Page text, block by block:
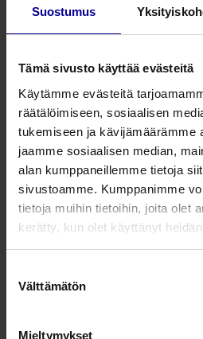
Suostumus
Tämä sivusto käyttää evästeitä
Käytämme evästeitä
räätälöimiseen, sosiaalisen
tukemiseen ja kävijämäärämme
jaamme sosiaalisen median,
alan kumppaneillemme tietoja
sivustoamme. Kumppanimme
tietoja muihin tietoihin, joita olet
kerätty, kun olet käyttänyt
valinta
Välttämätön
Mieltymykset
intubaatio on olennainen osa
sopivat tuotteet. Onhan
onnistuneen anestesian
minkälainen on potilaalle
Tarkoitus ei ole tuottaa
varmistaa ilmatie. Siksi
mahdollisimman
intubaatioputken muotoilusta
toimenpiteiden jälkeen
keuhkojen toiminnan
on käytetty pulloonpuhallus -
valikoimastamme löydät
osin mahdollisimman hyvän ja